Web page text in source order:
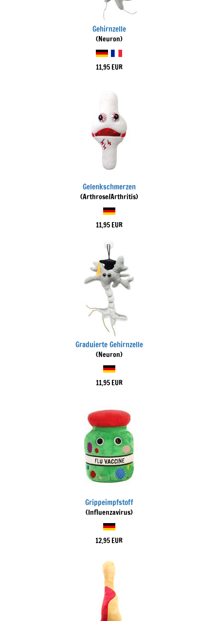
Gehirnzelle
(Neuron)
11,95 EUR
Gelenkschmerzen
(Arthrose/Arthritis)
11,95 EUR
Graduierte Gehirnzelle
(Neuron)
11,95 EUR
Grippeimpfstoff
(Influenzavirus)
12,95 EUR